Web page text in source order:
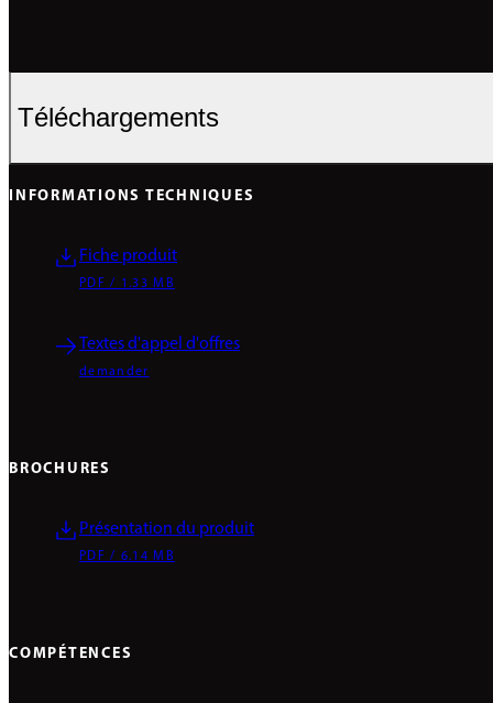
Téléchargements
INFORMATIONS TECHNIQUES
Fiche produit
PDF / 1.33 MB
Textes d'appel d'offres
demander
BROCHURES
Présentation du produit
PDF / 6.14 MB
COMPÉTENCES